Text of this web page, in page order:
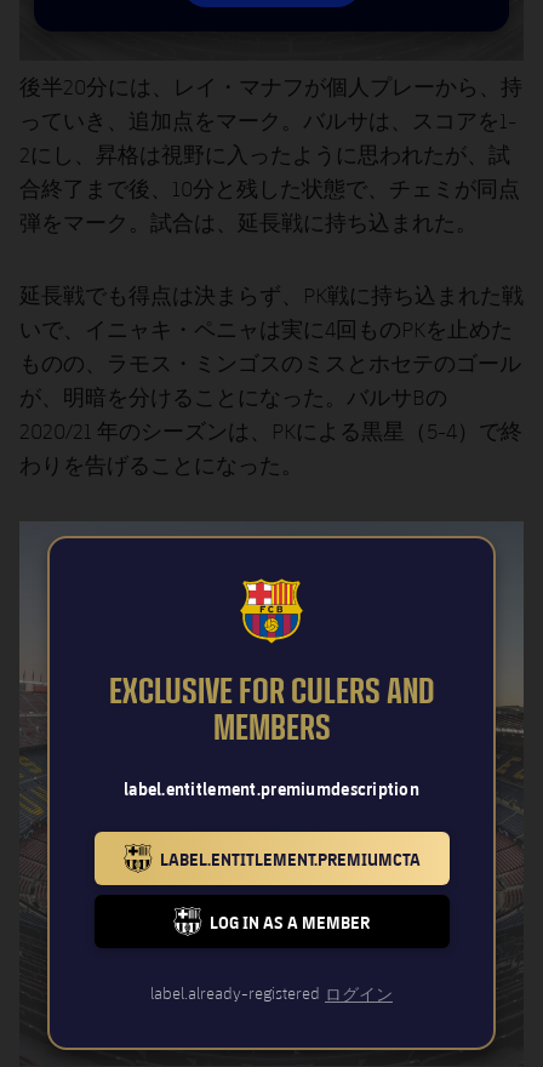
後半20分には、レイ・マナフが個人プレーから、持
っていき、追加点をマーク。バルサは、スコアを1-
2にし、昇格は視野に入ったように思われたが、試
合終了まで後、10分と残した状態で、チェミが同点
弾をマーク。試合は、延長戦に持ち込まれた。
延長戦でも得点は決まらず、PK戦に持ち込まれた戦
いで、イニャキ・ペニャは実に4回ものPKを止めた
ものの、ラモス・ミンゴスのミスとホセテのゴール
が、明暗を分けることになった。バルサBの
2020/21 年のシーズンは、PKによる黒星（5-4）で終
わりを告げることになった。
FCB Barcelona badge
EXCLUSIVE FOR CULERS AND
MEMBERS
label.entitlement.premiumdescription
BARCELONA BADGE GOLD
LABEL.ENTITLEMENT.PREMIUMCTA
FC BARCELONA CLUB BADGE
LOG IN AS A MEMBER
label.already-registered ログイン